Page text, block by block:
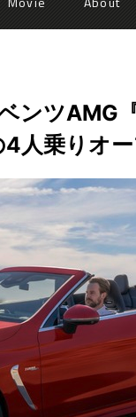
ンツAMG
人乗りオ